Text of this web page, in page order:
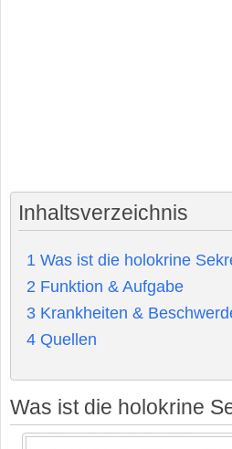
Inhaltsverzeichnis
1 Was ist die holokrine
2 Funktion & Aufgabe
3 Krankheiten &
4 Quellen
Was ist die holokrine